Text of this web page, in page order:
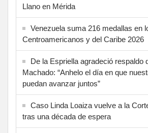
Llano en Mérida
Venezuela suma 216 medallas en
Centroamericanos y del Caribe 2026
De la Espriella agradeció respaldo
Machado: “Anhelo el día en que
puedan avanzar juntos”
Caso Linda Loaiza vuelve a la
tras una década de espera